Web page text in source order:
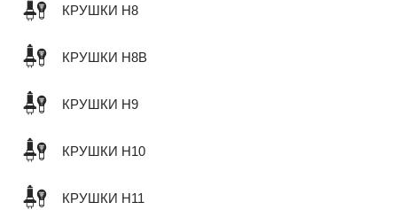
КРУШКИ H8
КРУШКИ H8B
КРУШКИ H9
КРУШКИ H10
КРУШКИ H11